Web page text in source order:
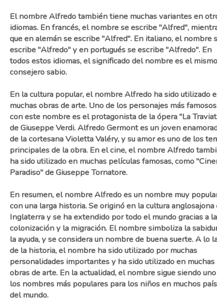
El nombre Alfredo también tiene muchas variantes en
idiomas. En francés, el nombre se escribe "Alfred",
que en alemán se escribe "Alfred". En italiano, el nombre
escribe "Alfredo" y en portugués se escribe "Alfredo". En
todos estos idiomas, el significado del nombre es el
consejero sabio.
En la cultura popular, el nombre Alfredo ha sido utilizado
muchas obras de arte. Uno de los personajes más famosos
con este nombre es el protagonista de la ópera "La
de Giuseppe Verdi. Alfredo Germont es un joven
de la cortesana Violetta Valéry, y su amor es uno de los
principales de la obra. En el cine, el nombre Alfredo
ha sido utilizado en muchas películas famosas, como
Paradiso" de Giuseppe Tornatore.
En resumen, el nombre Alfredo es un nombre muy
con una larga historia. Se originó en la cultura anglosajona
Inglaterra y se ha extendido por todo el mundo gracias a la
colonización y la migración. El nombre simboliza la
la ayuda, y se considera un nombre de buena suerte. A lo
de la historia, el nombre ha sido utilizado por muchas
personalidades importantes y ha sido utilizado en muchas
obras de arte. En la actualidad, el nombre sigue siendo
los nombres más populares para los niños en muchos
del mundo.